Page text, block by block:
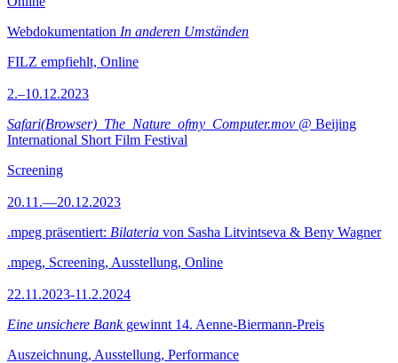
Webdokumentation In anderen Umständen
FILZ empfiehlt, Online
2.–10.12.2023
Safari(Browser)_The_Nature_ofmy_Computer.mov @ Beijing
International Short Film Festival
Screening
20.11.—20.12.2023
.mpeg präsentiert: Bilateria von Sasha Litvintseva & Beny Wagner
.mpeg, Screening, Ausstellung, Online
22.11.2023-11.2.2024
Eine unsichere Bankgewinnt 14. Aenne-Biermann-Preis
Auszeichnung, Ausstellung, Performance